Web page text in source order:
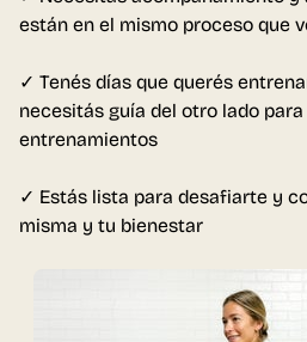
están en el mismo proceso que
✓ Tenés días que querés
necesitás guía del otro lado
entrenamientos
✓ Estás lista para desafiarte y
misma y tu bienestar